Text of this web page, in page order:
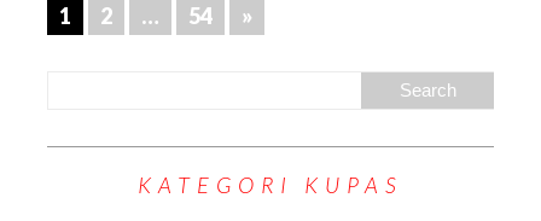
1 2 … 54 »
KATEGORI KUPAS